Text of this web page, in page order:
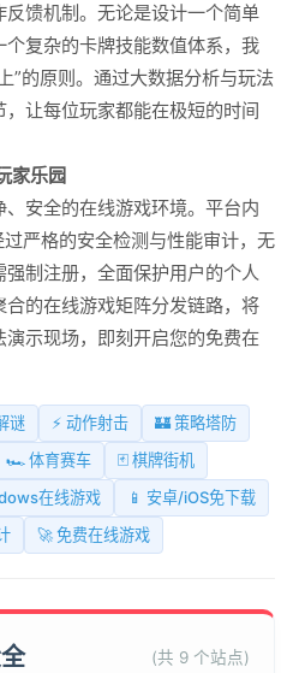
馈机制。无论是设计一个简单
复杂的卡牌技能数值体系，我
”的原则。通过大数据分析与玩法
让每位玩家都能在极短的时间
家乐园
安全的在线游戏环境。平台内
严格的安全检测与性能审计，无
制注册，全面保护用户的个人
的在线游戏矩阵分发链路，将
示现场，即刻开启您的免费在
谜 ⚡ 动作射击
🏰 策略塔防
🏎️ 体育赛车
🃏 棋牌街机
在线游戏
📱 安卓/iOS免下载
🚀 免费在线游戏
(共 9 个站点)